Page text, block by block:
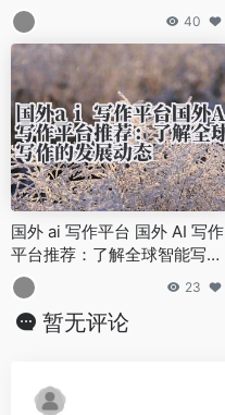
40
国外 ai 写作平台 国外 AI 写作
平台推荐：了解全球智能写作
的发展动态
23
暂无评论